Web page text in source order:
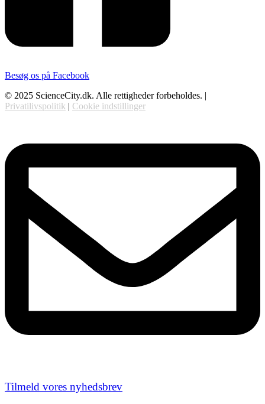
Besøg os på Facebook
© 2025 ScienceCity.dk. Alle rettigheder forbeholdes. |
Privatilivspolitik | Cookie indstillinger
Tilmeld vores nyhedsbrev